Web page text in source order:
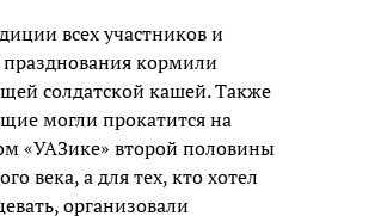
всех участников и
празднования кормили
солдатской кашей. Также
могли прокатится на
«УАЗике» второй половины
века, а для тех, кто хотел
организовали